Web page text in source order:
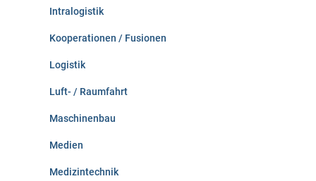
Intralogistik
Kooperationen / Fusionen
Logistik
Luft- / Raumfahrt
Maschinenbau
Medien
Medizintechnik